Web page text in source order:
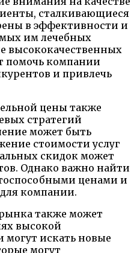
сталкивающиеся
в эффективности и
им лечебных
высококачественных
помочь компании
и привлечь
цены также
стратегий
может быть
стоимости услуг
скидок может
Однако важно найти
ценами и
компании.
также может
высокой
искать новые
могут